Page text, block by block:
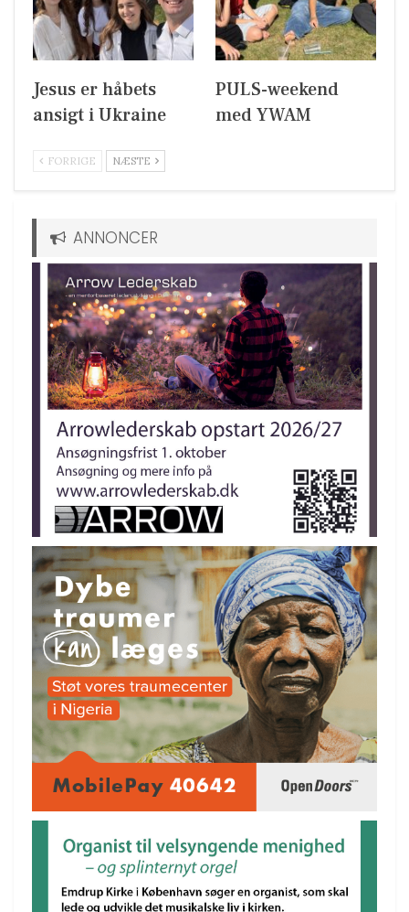
Jesus er håbets
ansigt i Ukraine
PULS-weekend
med YWAM
FORRIGE NÆSTE
ANNONCER